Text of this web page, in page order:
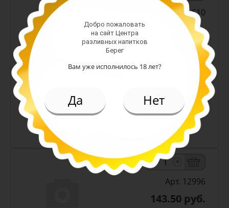
Арт. 610
171.00 руб.
(шт)
Сыр Косичка копченый
(Деревенский ) 100 гр
-
Арт. 12996
143.50 руб.
Добро пожаловать
на сайт Центра
разливных напитков
Берег
Вам уже исполнилось 18 лет?
Да Нет